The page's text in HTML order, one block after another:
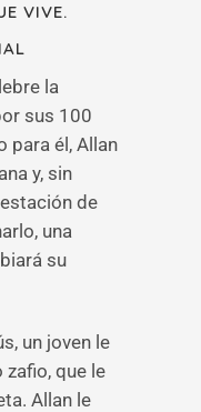
VIVE.
la
sus 100
para él, Allan
y, sin
de
una
su
un joven le
zafio, que le
Allan le